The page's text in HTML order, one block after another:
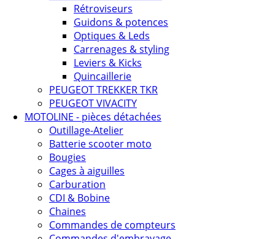
Rétroviseurs
Guidons & potences
Optiques & Leds
Carrenages & styling
Leviers & Kicks
Quincaillerie
PEUGEOT TREKKER TKR
PEUGEOT VIVACITY
MOTOLINE - pièces détachées
Outillage-Atelier
Batterie scooter moto
Bougies
Cages à aiguilles
Carburation
CDI & Bobine
Chaines
Commandes de compteurs